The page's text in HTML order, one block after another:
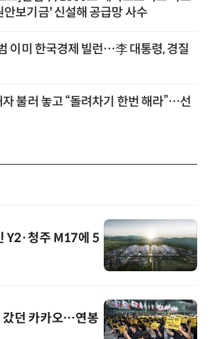
보기금' 신설해 공급망 사수
이미 한국경제 빌런…李 대통령, 경질
불러 놓고 “돌려차기 한번 해라”…선
Y2·청주 M17에 5
갔던 카카오…연봉